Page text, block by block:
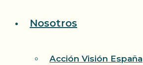
Nosotros
Acción Visión España